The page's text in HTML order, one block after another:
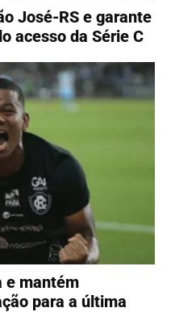
José-RS e garante
acesso da Série C
e mantém
para a última